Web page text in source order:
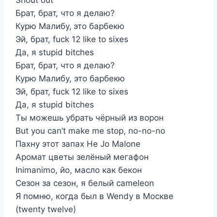
Брат, брат, что я делаю?
Курю Малибу, это барбекю
Эй, брат, fuck 12 like to sixes
Да, я stupid bitches
Брат, брат, что я делаю?
Курю Малибу, это барбекю
Эй, брат, fuck 12 like to sixes
Да, я stupid bitches
Ты можешь убрать чёрный из ворон
But you can’t make me stop, no-no-no
Пахну этот запах He Jo Malone
Аромат цветы зелёный мегафон
Inimanimo, йо, масло как бекон
Сезон за сезон, я белый cameleon
Я помню, когда был в Wendy в Москве
(twenty twelve)